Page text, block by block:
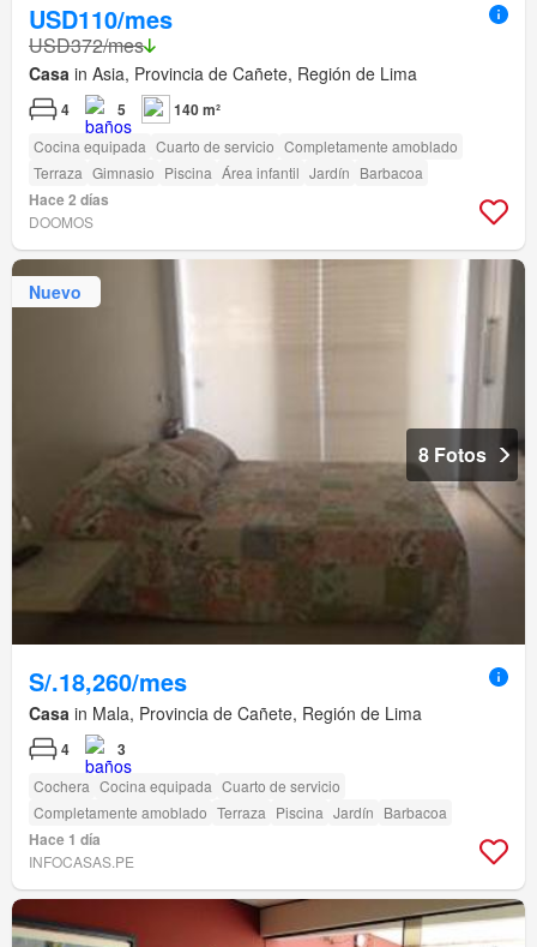
USD110/mes
USD372/mes
Casa in Asia, Provincia de Cañete, Región de Lima
4 5 140 m²
Cocina equipada Cuarto de servicio Completamente amoblado
Terraza Gimnasio Piscina Área infantil Jardín Barbacoa
Hace 2 días
DOOMOS
Nuevo
8 Fotos
S/.18,260/mes
Casa in Mala, Provincia de Cañete, Región de Lima
4 3
Cochera Cocina equipada Cuarto de servicio
Completamente amoblado Terraza Piscina Jardín Barbacoa
Hace 1 día
INFOCASAS.PE